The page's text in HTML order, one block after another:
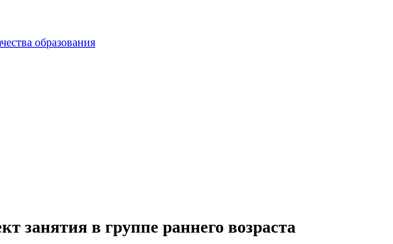
образования
занятия в группе раннего возраста